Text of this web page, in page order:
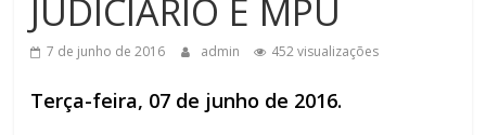
JUDICIÁRIO E MPU
7 de junho de 2016 admin 452 visualizações
Terça-feira, 07 de junho de 2016.